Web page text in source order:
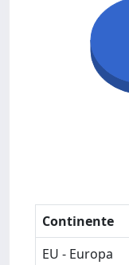
Continente
EU - Europa